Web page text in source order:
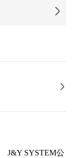
J&Y SYSTEM公